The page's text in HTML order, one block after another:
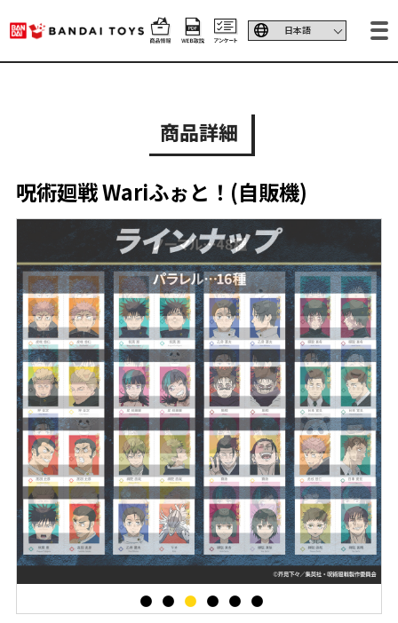
商品詳細
呪術廻戦 Wariふぉと！(自販機)